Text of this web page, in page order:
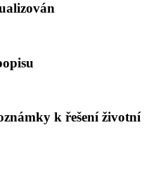
k řešení životní